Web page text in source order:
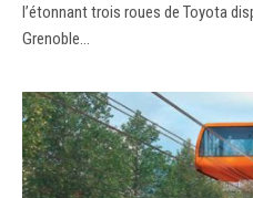
l’étonnant trois roues de Toyota
Grenoble…